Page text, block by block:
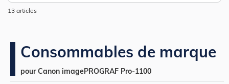
13 articles
Consommables de marque
pour Canon imagePROGRAF Pro-1100